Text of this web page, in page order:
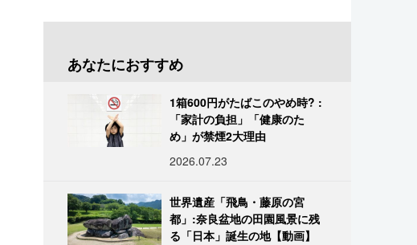
あなたにおすすめ
1箱600円がたばこのやめ時? :
「家計の負担」「健康のた
め」が禁煙2大理由
2026.07.23
世界遺産「飛鳥・藤原の宮
都」:奈良盆地の田園風景に残
る「日本」誕生の地【動画】